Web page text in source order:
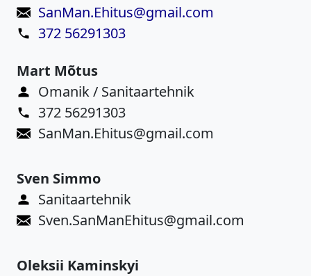
SanMan.Ehitus@gmail.com
372 56291303
Mart Mõtus
Omanik / Sanitaartehnik
372 56291303
SanMan.Ehitus@gmail.com
Sven Simmo
Sanitaartehnik
Sven.SanManEhitus@gmail.com
Oleksii Kaminskyi